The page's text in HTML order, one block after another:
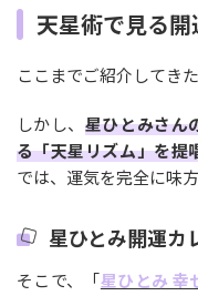
天星術で見る開
ここまでご紹介してき
しかし、 星ひとみさん
る「天星リズム」を提
では、運気を完全に味
星ひとみ開運カ
そこで、「星ひとみ 幸